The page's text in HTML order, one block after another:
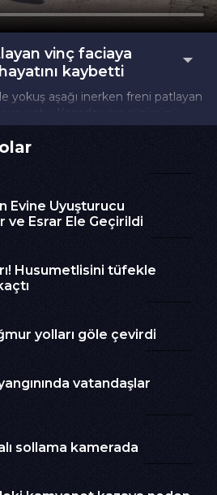
vinç faciaya
kaybetti
yokuş aşağı inerken freni patlayan
uçtu. Kazada vinç sürücüsü
Evine Uyuşturucu
ve Esrar Ele Geçirildi
Husumetlisini tüfekle
yolları göle çevirdi01:09
vatandaşlar
sollama kamerada